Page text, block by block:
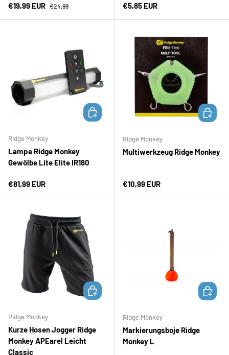
Verkaufspreis
€19,99 EUR Normaler Preis
€24,99 Normaler Preis
€5,85 EUR
Ridge Monkey
Lampe Ridge Monkey
Gewölbe Lite Elite IR180
Normaler Preis
€81,99 EUR
IN DEN WARENKORB
Ridge Monkey
Multiwerkzeug Ridge Monkey
Normaler Preis
€10,99 EUR
IN DEN
Ridge Monkey
Kurze Hosen Jogger Ridge
Monkey APEarel Leicht
Classic
OPTIONEN AUSWÄHLEN
Ridge Monkey
Markierungsboje Ridge
Monkey L
IN DEN